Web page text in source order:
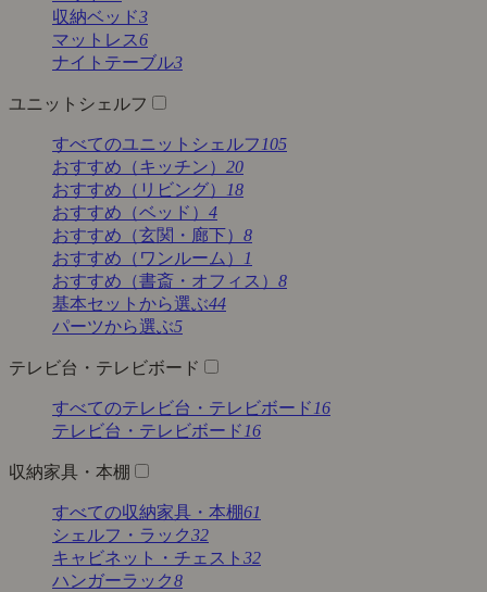
収納ベッド3
マットレス6
ナイトテーブル3
ユニットシェルフ
すべてのユニットシェルフ 105
おすすめ（キッチン） 20
おすすめ（リビング）
18
おすすめ（ベッド） 4
おすすめ（玄関・廊下） 8
おすすめ（ワンルーム）
1
おすすめ（書斎・オフィス） 8
基本セットから選ぶ44
パーツから選ぶ5
テレビ台・テレビボード
すべてのテレビ台・テレビボード 16
テレビ台・テレビボード 16
収納家具・本棚
すべての収納家具・本棚61
シェルフ・ラック32
キャビネット・チェスト 32
ハンガーラック8